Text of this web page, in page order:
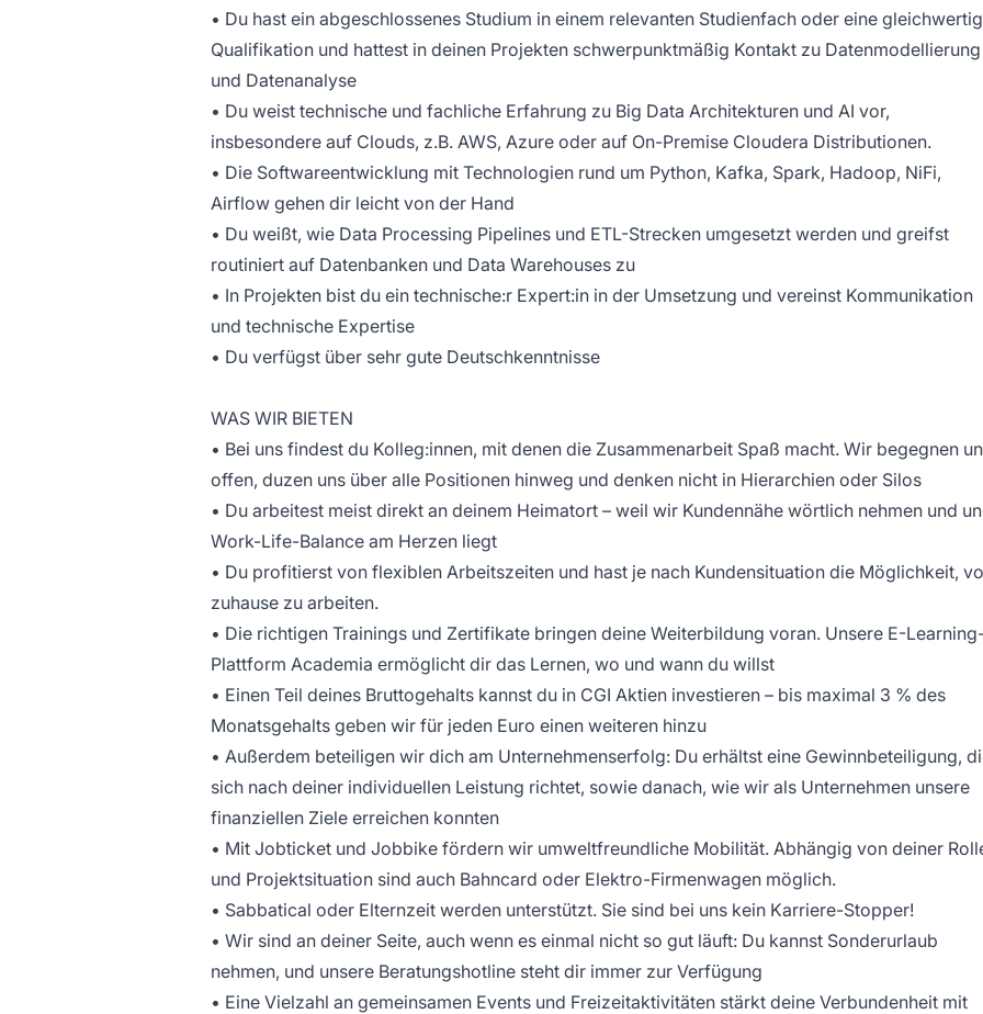
• Du hast ein abgeschlossenes Studium in einem relevanten Studienfach oder eine
Qualifikation und hattest in deinen Projekten schwerpunktmäßig Kontakt zu Datenmodellierung
und Datenanalyse
• Du weist technische und fachliche Erfahrung zu Big Data Architekturen und AI vor,
insbesondere auf Clouds, z.B. AWS, Azure oder auf On-Premise Cloudera Distributionen.
• Die Softwareentwicklung mit Technologien rund um Python, Kafka, Spark, Hadoop, NiFi,
Airflow gehen dir leicht von der Hand
• Du weißt, wie Data Processing Pipelines und ETL-Strecken umgesetzt werden und greifst
routiniert auf Datenbanken und Data Warehouses zu
• In Projekten bist du ein technische:r Expert:in in der Umsetzung und vereinst Kommunikation
und technische Expertise
• Du verfügst über sehr gute Deutschkenntnisse
WAS WIR BIETEN
• Bei uns findest du Kolleg:innen, mit denen die Zusammenarbeit Spaß macht. Wir begegnen
offen, duzen uns über alle Positionen hinweg und denken nicht in Hierarchien oder Silos
• Du arbeitest meist direkt an deinem Heimatort – weil wir Kundennähe wörtlich nehmen und
Work-Life-Balance am Herzen liegt
• Du profitierst von flexiblen Arbeitszeiten und hast je nach Kundensituation die Möglichkeit,
zuhause zu arbeiten.
• Die richtigen Trainings und Zertifikate bringen deine Weiterbildung voran. Unsere E-
Plattform Academia ermöglicht dir das Lernen, wo und wann du willst
• Einen Teil deines Bruttogehalts kannst du in CGI Aktien investieren – bis maximal 3 % des
Monatsgehalts geben wir für jeden Euro einen weiteren hinzu
• Außerdem beteiligen wir dich am Unternehmenserfolg: Du erhältst eine Gewinnbeteiligung,
sich nach deiner individuellen Leistung richtet, sowie danach, wie wir als Unternehmen unsere
finanziellen Ziele erreichen konnten
• Mit Jobticket und Jobbike fördern wir umweltfreundliche Mobilität. Abhängig von deiner
und Projektsituation sind auch Bahncard oder Elektro-Firmenwagen möglich.
• Sabbatical oder Elternzeit werden unterstützt. Sie sind bei uns kein Karriere-Stopper!
• Wir sind an deiner Seite, auch wenn es einmal nicht so gut läuft: Du kannst Sonderurlaub
nehmen, und unsere Beratungshotline steht dir immer zur Verfügung
• Eine Vielzahl an gemeinsamen Events und Freizeitaktivitäten stärkt deine Verbundenheit mit